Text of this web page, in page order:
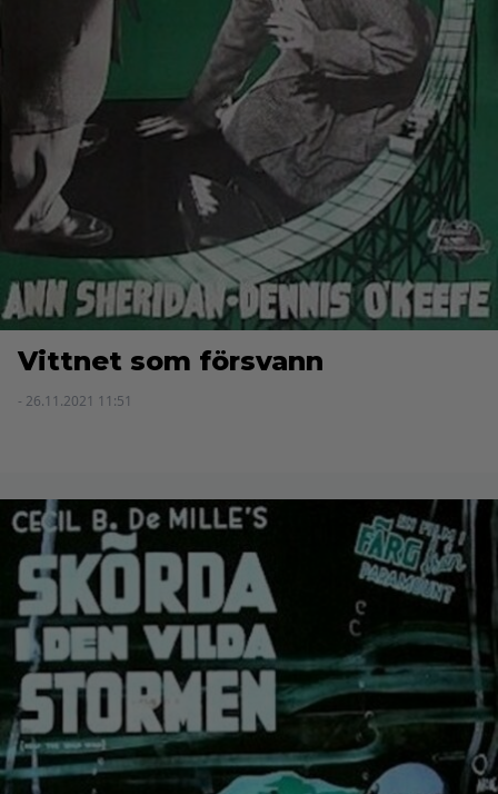
Vittnet som försvann
- 26.11.2021 11:51